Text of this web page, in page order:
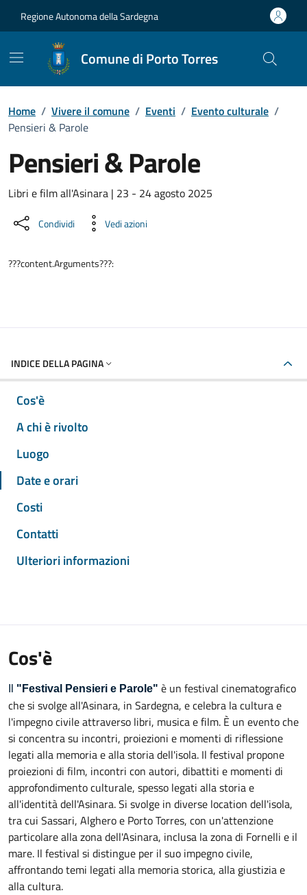
Regione Autonoma della Sardegna
Comune di Porto Torres
Home / Vivere il comune / Eventi / Evento culturale /
Pensieri & Parole
Pensieri & Parole
Dettaglio dell'evento
Libri e film all'Asinara | 23 - 24 agosto 2025
Condividi Vedi azioni
???content.Arguments???:
INDICE DELLA PAGINA
Cos'è
A chi è rivolto
Luogo
Date e orari
Costi
Contatti
Ulteriori informazioni
Cos'è
"Festival Pensieri e Parole" è un festival cinematografico
che si svolge all'Asinara, in Sardegna, e celebra la cultura e
l'impegno civile attraverso libri, musica e film. È un evento che
si concentra su incontri, proiezioni e momenti di riflessione
legati alla memoria e alla storia dell'isola. Il festival propone
proiezioni di film, incontri con autori, dibattiti e momenti di
approfondimento culturale, spesso legati alla storia e
all'identità dell'Asinara. Si svolge in diverse location dell'isola,
tra cui Sassari, Alghero e Porto Torres, con un'attenzione
particolare alla zona dell'Asinara, inclusa la zona di Fornelli e il
mare. Il festival si distingue per il suo impegno civile,
affrontando temi legati alla memoria storica, alla giustizia e
alla cultura.